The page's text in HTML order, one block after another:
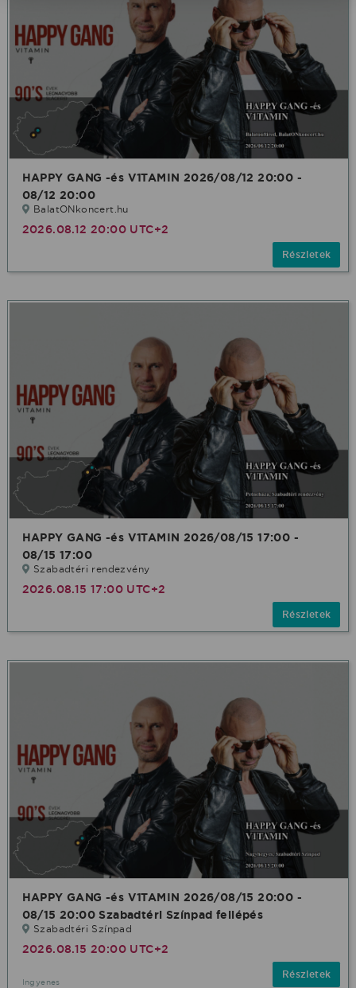
HAPPY GANG -és V1TAMIN 2026/08/12 20:00 -
08/12 20:00
BalatONkoncert.hu
2026.08.12 20:00 UTC+2
Részletek
HAPPY GANG -és V1TAMIN 2026/08/15 17:00 -
08/15 17:00
Szabadtéri rendezvény
2026.08.15 17:00 UTC+2
Részletek
HAPPY GANG -és V1TAMIN 2026/08/15 20:00 -
08/15 20:00 Szabadtéri Színpad fellépés
Szabadtéri Színpad
2026.08.15 20:00 UTC+2
Ingyenes
Részletek